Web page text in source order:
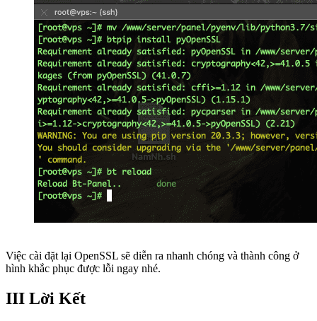
Việc cài đặt lại OpenSSL sẽ diễn ra nhanh chóng và thành công ở
hình khắc phục được lỗi ngay nhé.
III Lời Kết